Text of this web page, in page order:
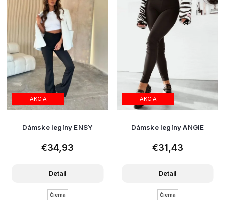
AKCIA
Dámske legíny ENSY
€34,93
Detail
Čierna
AKCIA
Dámske legíny ANGIE
€31,43
Detail
Čierna